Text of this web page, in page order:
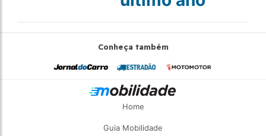
Conheça também
Home
Guia Mobilidade